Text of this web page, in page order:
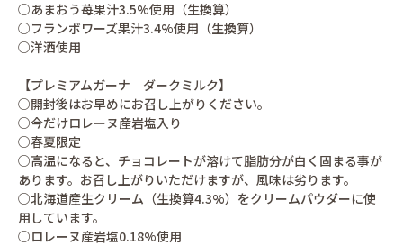
○あまおう苺果汁3.5%使用（生換算）
○フランボワーズ果汁3.4%使用（生換算）
○洋酒使用
【プレミアムガーナ ダークミルク】
○開封後はお早めにお召し上がりください。
○今だけロレーヌ産岩塩入り
○春夏限定
○高温になると、チョコレートが溶けて脂肪分が白く固まる事が
あります。お召し上がりいただけますが、風味は劣ります。
○北海道産生クリーム（生換算4.3%）をクリームパウダーに使
用しています。
○ロレーヌ産岩塩0.18%使用